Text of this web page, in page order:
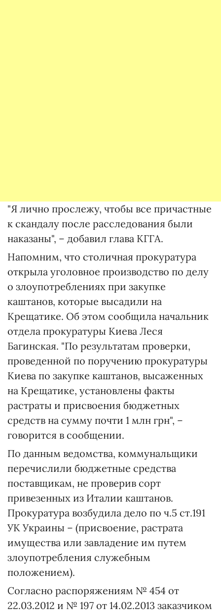
"Я лично прослежу, чтобы все причастные
к скандалу после расследования были
наказаны", – добавил глава КГГА.
Напомним, что столичная прокуратура
открыла уголовное производство по делу
о злоупотреблениях при закупке
каштанов, которые высадили на
Крещатике. Об этом сообщила начальник
отдела прокуратуры Киева Леся
Багинская. "По результатам проверки,
проведенной по поручению прокуратуры
Киева по закупке каштанов, высаженных
на Крещатике, установлены факты
растраты и присвоения бюджетных
средств на сумму почти 1 млн грн", –
говорится в сообщении.
По данным ведомства, коммунальщики
перечислили бюджетные средства
поставщикам, не проверив сорт
привезенных из Италии каштанов.
Прокуратура возбудила дело по ч.5 ст.191
УК Украины – (присвоение, растрата
имущества или завладение им путем
злоупотребления служебным
положением).
Согласно распоряжениям № 454 от
22.03.2012 и № 197 от 14.02.2013 заказчиком